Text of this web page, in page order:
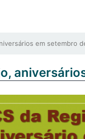
em setembro